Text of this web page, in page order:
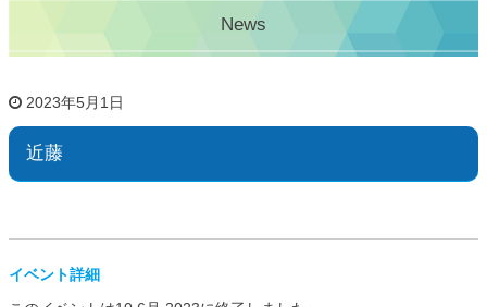
News
2023年5月1日
近藤
イベント詳細